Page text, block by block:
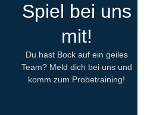
Spiel bei uns
mit!
Du hast Bock auf ein geiles
Team? Meld dich bei uns und
komm zum Probetraining!